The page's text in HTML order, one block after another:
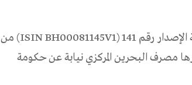
أعلن مصرف البحرين المركزي بأنه تمت تغطية الإصدار رقم 141 (ISIN BH00081145V1) من
مصرف البحرين المركزي نيابة عن حكومة